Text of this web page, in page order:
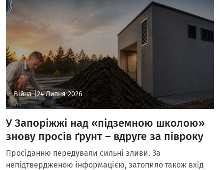
Війна |24 Липня 2026
У Запоріжжі над «підземною школою»
знову просів ґрунт – вдруге за півроку
Просіданню передували сильні зливи. За
непідтвердженою інформацією, затопило також вхід